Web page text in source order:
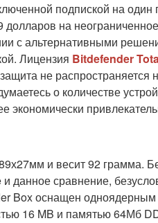
подпиской на один
на
с альтернативными
Лицензия Bitdefender
не распространяется
о количестве
и весит 92 грамма.
данное сравнение,
Box оснащен одноядерным
16 MB и памятью 64Мб